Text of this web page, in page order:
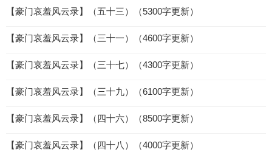
【豪门哀羞风云录】（五十三）（5300字更新）
【豪门哀羞风云录】（三十一）（4600字更新）
【豪门哀羞风云录】（三十七）（4300字更新）
【豪门哀羞风云录】（三十九）（6100字更新）
【豪门哀羞风云录】（四十六）（8500字更新）
【豪门哀羞风云录】（四十八）（4000字更新）